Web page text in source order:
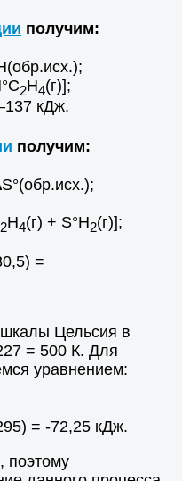
получим:
2Н4(г)];
кДж.
получим:
2Н4(г) + S°Н2(г)];
=
Цельсия в
= 500 К. Для
уравнением:
= -72,25 кДж.
поэтому